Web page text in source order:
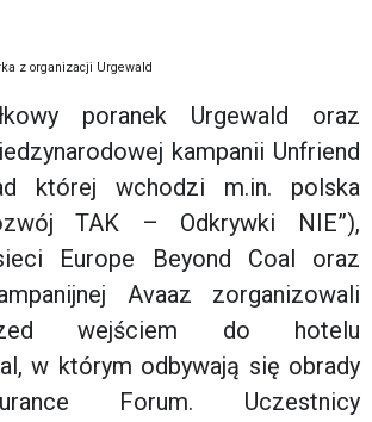
z organizacji Urgewald
poranek Urgewald oraz
kampanii Unfriend
której wchodzi m.in. polska
TAK – Odkrywki NIE”),
Europe Beyond Coal oraz
Avaaz zorganizowali
wejściem do hotelu
w którym odbywają się obrady
Forum. Uczestnicy